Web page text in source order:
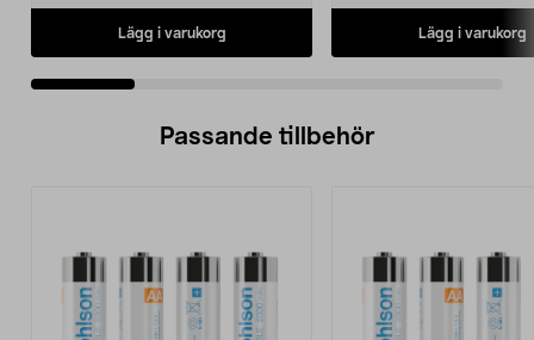
Lägg i varukorg Lägg i varukorg
Passande tillbehör